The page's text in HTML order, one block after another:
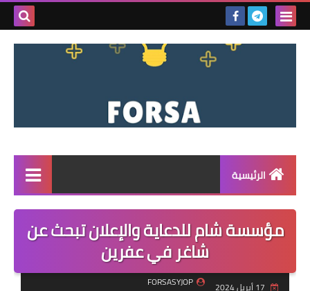
بحث
الرئيسية
القائمة
مناقصات
فرص عمل داخل سوريا
مؤسسة شام للدعاية والإعلان تبحث عن
شاغر في عفرين
FORSASYJOP